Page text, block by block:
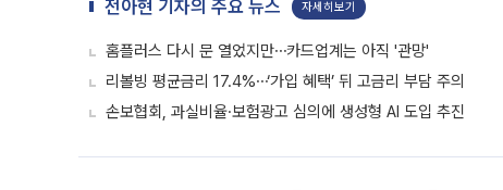
전아현 기자의 주요 뉴스 자세히보기
홈플러스 다시 문 열었지만⋯카드업계는 아직 '관망'
리볼빙 평균금리 17.4%⋯‘가입 혜택’ 뒤 고금리 부담 주의
손보협회, 과실비율·보험광고 심의에 생성형 AI 도입 추진